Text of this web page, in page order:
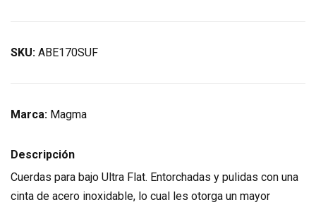
SKU: ABE170SUF
Marca: Magma
Descripción
Cuerdas para bajo Ultra Flat. Entorchadas y pulidas con una
cinta de acero inoxidable, lo cual les otorga un mayor